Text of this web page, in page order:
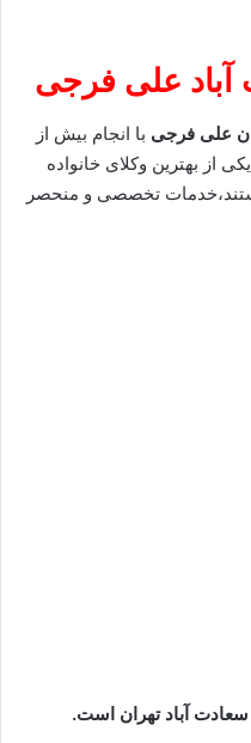
علی فرجی
علی فرجی با انجام بیش از
از بهترین وکلای خانواده
تخصصی و منحصر
سعادت آباد تهران است.